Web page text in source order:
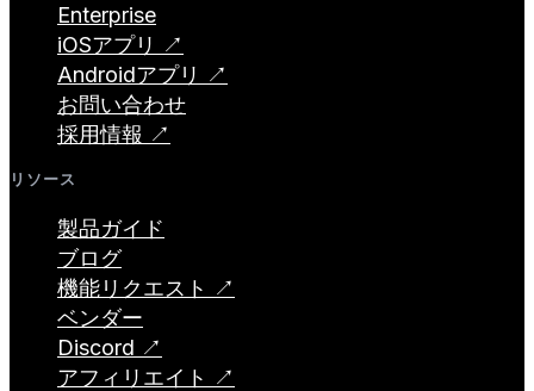
Enterprise
iOSアプリ ↗
Androidアプリ ↗
お問い合わせ
採用情報 ↗
リソース
製品ガイド
ブログ
機能リクエスト ↗
ベンダー
Discord ↗
アフィリエイト ↗